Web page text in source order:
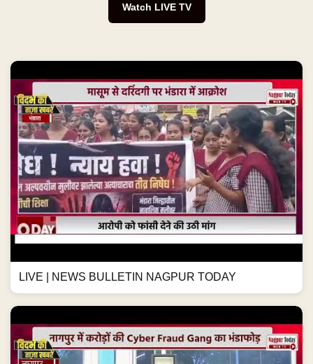
Watch LIVE TV
LIVE | NEWS BULLETIN NAGPUR TODAY